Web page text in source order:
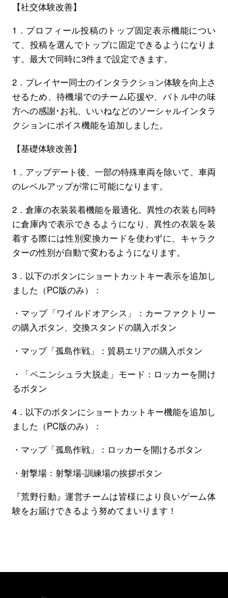
【社交体験改善】
1．プロフィール投稿のトップ固定表示機能につい
て、投稿を選んでトップに固定できるようになりま
す。最大で同時に3件まで設定できます。
2．プレイヤー同士のインタラクション体験を向上さ
せるため、待機場でのチーム応援や、バトル中の味
方への感謝･お礼、いいねなどのソーシャルインタラ
クションにボイス機能を追加しました。
【基礎体験改善】
1．アップデート後、一部の特殊車両を除いて、車両
のレベルアップが常に可能になります。
2．倉庫の衣装装着機能を最適化。異性の衣装も同時
に倉庫内で表示できるようになり、異性の衣装を装
着する際には性別変換カードを使わずに、キャラク
ターの性別が自動で変わるようになります。
3．以下のボタンにショートカットキー表示を追加し
ました（PC版のみ）：
・マップ「ワイルドオアシス」：カーファクトリー
の購入ボタン、交換スタンドの購入ボタン
・マップ「孤島作戦」：貿易エリアの購入ボタン
・「ペニンシュラ大脱走」モード：ロッカーを開け
るボタン
4．以下のボタンにショートカットキー機能を追加し
ました（PC版のみ）：
・マップ「孤島作戦」：ロッカーを開けるボタン
・射撃場：射撃場‐訓練場の挨拶ボタン
『荒野行動』運営チームは皆様により良いゲーム体
験をお届けできるよう努めてまいります！